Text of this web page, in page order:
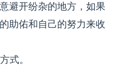
避开纷杂的地方，如果
助佑和自己的努力来收
式。